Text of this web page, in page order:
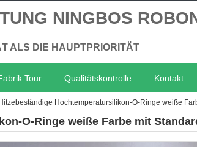
NINGBOS
ALS DIE HAUPTPRIORITÄT
Tour Qualitätskontrolle Kontakt
Hitzebeständige Hochtemperatursilikon-O-Ringe weiße
O-Ringe weiße Farbe mit